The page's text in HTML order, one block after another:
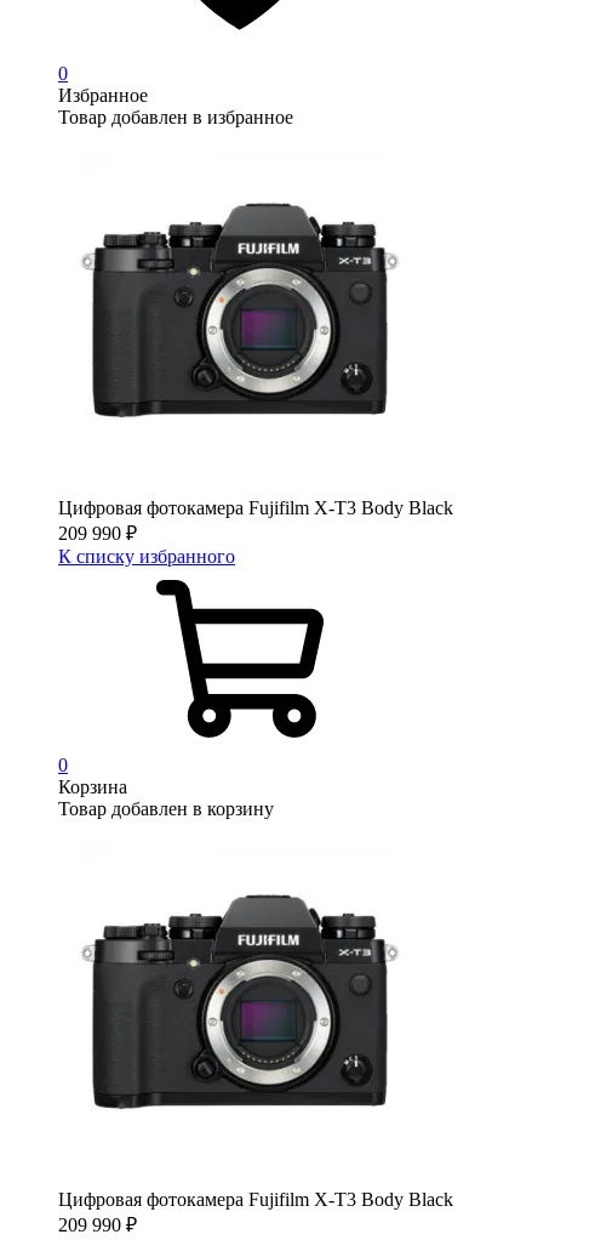
0
Избранное
Товар добавлен в избранное
Цифровая фотокамера Fujifilm X-T3 Body Black
209 990 ₽
К списку избранного
0
Корзина
Товар добавлен в корзину
Цифровая фотокамера Fujifilm X-T3 Body Black
209 990 ₽